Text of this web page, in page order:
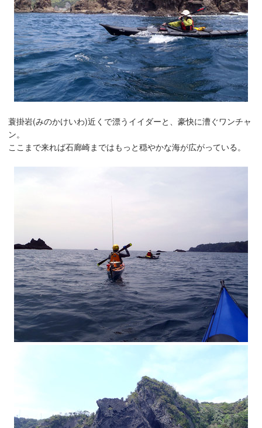
蓑掛岩(みのかけいわ)近くで漂うイイダーと、豪快に漕ぐワンチャ
ン。
ここまで来れば石廊崎まではもっと穏やかな海が広がっている。